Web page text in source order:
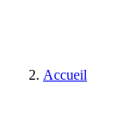
Accueil